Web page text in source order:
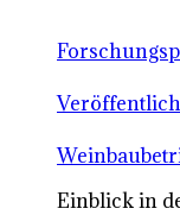
Einblick in